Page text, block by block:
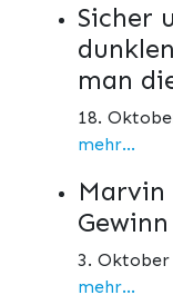
Sicher
man
18.
mehr...
Marvin
3. Oktober
mehr...